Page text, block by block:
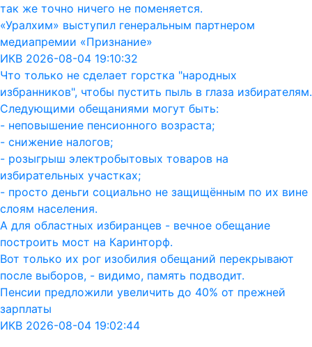
так же точно ничего не поменяется.
«Уралхим» выступил генеральным партнером
медиапремии «Признание»
ИКВ 2026-08-04 19:10:32
Что только не сделает горстка "народных
избранников", чтобы пустить пыль в глаза избирателям.
Следующими обещаниями могут быть:
- неповышение пенсионного возраста;
- снижение налогов;
- розыгрыш электробытовых товаров на
избирательных участках;
- просто деньги социально не защищённым по их вине
слоям населения.
А для областных избиранцев - вечное обещание
построить мост на Каринторф.
Вот только их рог изобилия обещаний перекрывают
после выборов, - видимо, память подводит.
Пенсии предложили увеличить до 40% от прежней
зарплаты
ИКВ 2026-08-04 19:02:44